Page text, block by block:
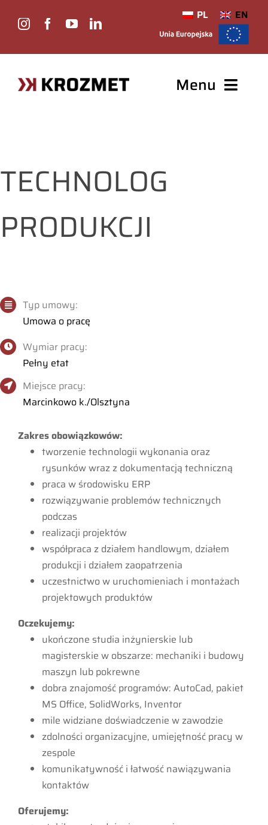
PL EN
Menu
TECHNOLOG
PRODUKCJI
Typ umowy:
Umowa o pracę
Wymiar pracy:
Pełny etat
Miejsce pracy:
Marcinkowo k./Olsztyna
Zakres obowiązkowów:
tworzenie technologii wykonania oraz
rysunków wraz z dokumentacją techniczną
praca w środowisku ERP
rozwiązywanie problemów technicznych
podczas
realizacji projektów
współpraca z działem handlowym, działem
produkcji i działem zaopatrzenia
uczestnictwo w uruchomieniach i montażach
projektowych produktów
Oczekujemy:
ukończone studia inżynierskie lub
magisterskie w obszarze: mechaniki i budowy
maszyn lub pokrewne
dobra znajomość programów: AutoCad, pakiet
MS Office, SolidWorks, Inventor
mile widziane doświadczenie w zawodzie
zdolności organizacyjne, umiejętność pracy w
zespole
komunikatywność i łatwość nawiązywania
kontaktów
Oferujemy: